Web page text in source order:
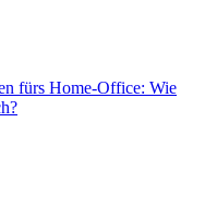
fürs Home-Office: Wie